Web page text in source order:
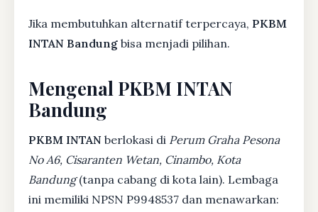
Jika membutuhkan alternatif terpercaya, PKBM
INTAN Bandung bisa menjadi pilihan.
Mengenal PKBM INTAN
Bandung
PKBM INTAN berlokasi di Perum Graha Pesona
No A6, Cisaranten Wetan, Cinambo, Kota
Bandung(tanpa cabang di kota lain). Lembaga
ini memiliki NPSN P9948537 dan menawarkan: